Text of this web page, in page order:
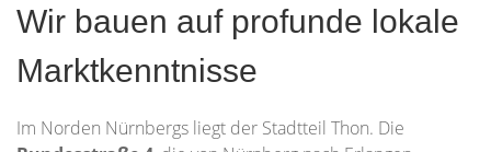
Wir bauen auf profunde lokale
Marktkenntnisse
Im Norden Nürnbergs liegt der Stadtteil Thon. Die